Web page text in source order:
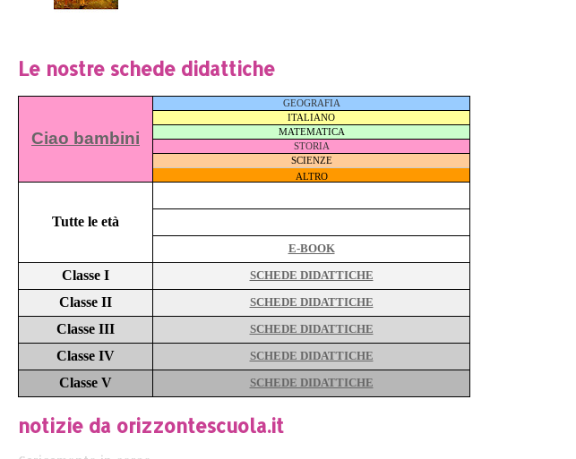
Le nostre schede didattiche
Ciao bambini
GEOGRAFIA
ITALIANO
MATEMATICA
STORIA
SCIENZE
ALTRO
Tutte le età
E-BOOK
Classe I SCHEDE DIDATTICHE
Classe II SCHEDE DIDATTICHE
Classe III SCHEDE DIDATTICHE
Classe IV SCHEDE DIDATTICHE
Classe V SCHEDE DIDATTICHE
notizie da orizzontescuola.it